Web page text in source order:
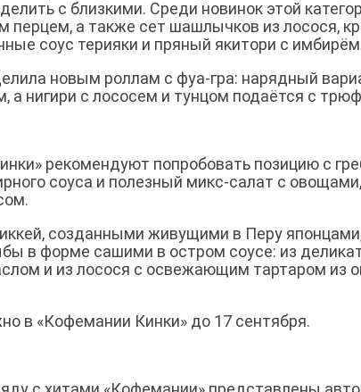
с близкими. Среди новинок этой
перцем, а также сет шашлычков из лосося,
соус терияки и пряный якитори с
новым роллам с фуа-гра: нарядный
а нигири с лососем и тунцом подаётся с
рекомендуют попробовать позицию с
соуса и полезный микс-салат с
созданными живущими в Перу
в форме сашими в остром соусе: из
и из лосося с освежающим тартаром из
в «Кофемании Кинки» до 17 сентября.